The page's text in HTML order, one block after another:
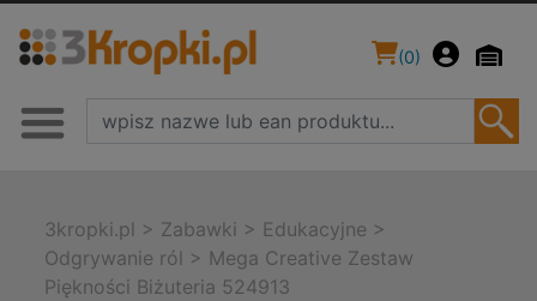
(0)
3kropki.pl > Zabawki > Edukacyjne >
Odgrywanie ról > Mega Creative Zestaw
Piękności Biżuteria 524913